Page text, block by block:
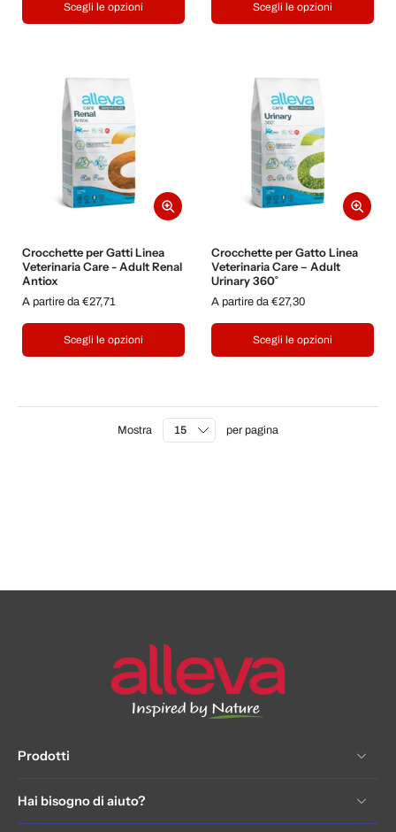
Scegli le opzioni Scegli le opzioni
Crocchette per Gatti Linea
Veterinaria Care - Adult Renal
Antiox
A partire da €27,71
Scegli le opzioni
Crocchette per Gatto Linea
Veterinaria Care – Adult
Urinary 360˚
A partire da €27,30
Scegli le opzioni
Mostra per pagina
Prodotti
Hai bisogno di aiuto?